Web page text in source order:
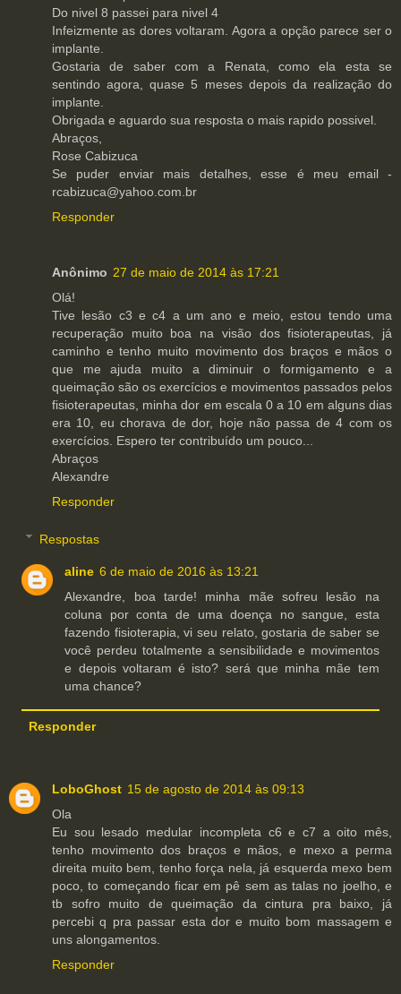
Do nivel 8 passei para nivel 4
Infeizmente as dores voltaram. Agora a opção parece ser o
implante.
Gostaria de saber com a Renata, como ela esta se
sentindo agora, quase 5 meses depois da realização do
implante.
Obrigada e aguardo sua resposta o mais rapido possivel.
Abraços,
Rose Cabizuca
Se puder enviar mais detalhes, esse é meu email -
rcabizuca@yahoo.com.br
Responder
Anônimo 27 de maio de 2014 às 17:21
Olá!
Tive lesão c3 e c4 a um ano e meio, estou tendo uma
recuperação muito boa na visão dos fisioterapeutas, já
caminho e tenho muito movimento dos braços e mãos o
que me ajuda muito a diminuir o formigamento e a
queimação são os exercícios e movimentos passados pelos
fisioterapeutas, minha dor em escala 0 a 10 em alguns dias
era 10, eu chorava de dor, hoje não passa de 4 com os
exercícios. Espero ter contribuído um pouco...
Abraços
Alexandre
Responder
Respostas
aline 6 de maio de 2016 às 13:21
Alexandre, boa tarde! minha mãe sofreu lesão na
coluna por conta de uma doença no sangue, esta
fazendo fisioterapia, vi seu relato, gostaria de saber se
você perdeu totalmente a sensibilidade e movimentos
e depois voltaram é isto? será que minha mãe tem
uma chance?
Responder
LoboGhost 15 de agosto de 2014 às 09:13
Ola
Eu sou lesado medular incompleta c6 e c7 a oito mês,
tenho movimento dos braços e mãos, e mexo a perma
direita muito bem, tenho força nela, já esquerda mexo bem
poco, to começando ficar em pê sem as talas no joelho, e
tb sofro muito de queimação da cintura pra baixo, já
percebi q pra passar esta dor e muito bom massagem e
uns alongamentos.
Responder